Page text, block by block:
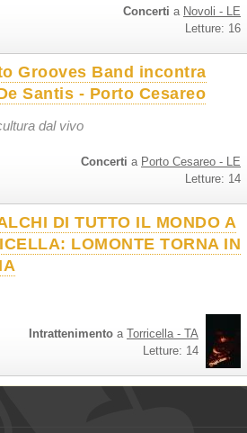
Concerti a Novoli - LE
Letture: 16
Grooves Band incontra
Santis - Porto Cesareo
dal vivo
Concerti a Porto Cesareo - LE
Letture: 14
DI TUTTO IL MONDO A
LOMONTE TORNA IN
Intrattenimento a Torricella - TA
Letture: 14